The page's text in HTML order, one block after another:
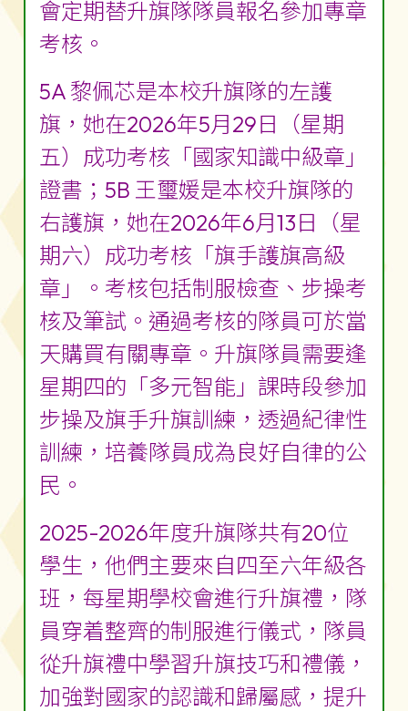
會定期替升旗隊隊員報名參加專章
考核。
5A 黎佩芯是本校升旗隊的左護
旗，她在2026年5月29日（星期
五）成功考核「國家知識中級章」
證書；5B 王璽媛是本校升旗隊的
右護旗，她在2026年6月13日（星
期六）成功考核「旗手護旗高級
章」。考核包括制服檢查、步操考
核及筆試。通過考核的隊員可於當
天購買有關專章。升旗隊員需要逢
星期四的「多元智能」課時段參加
步操及旗手升旗訓練，透過紀律性
訓練，培養隊員成為良好自律的公
民。
2025-2026年度升旗隊共有20位
學生，他們主要來自四至六年級各
班，每星期學校會進行升旗禮，隊
員穿着整齊的制服進行儀式，隊員
從升旗禮中學習升旗技巧和禮儀，
加強對國家的認識和歸屬感，提升